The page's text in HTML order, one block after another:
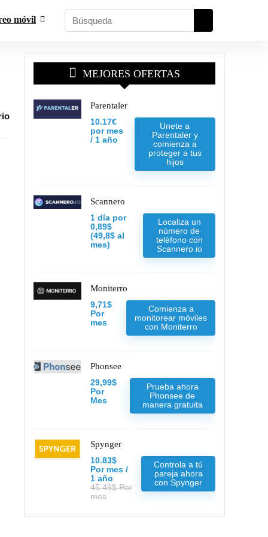
móvil
MEJORES OFERTAS
Parentaler
10.17€
por mes
/ 1 año
Unete a
Parentaler y
comienza a
proteger a tus
hijos
Scannero
1 día por
0,89$
(49,8$ al
mes)
Localiza un
número de
teléfono con
Scannero.io
Moniterro
9,71$
Por
mes
Comienza a
monitorear móviles
con Moniterro
Phonsee
29,99$
Por
Mes
Prueba ahora
Phonsee de
manera gratuita
Spynger
10.83$
Por mes /
1 año
45.49$ Por
mes
Controla a tú
pareja ahora
con Spynger